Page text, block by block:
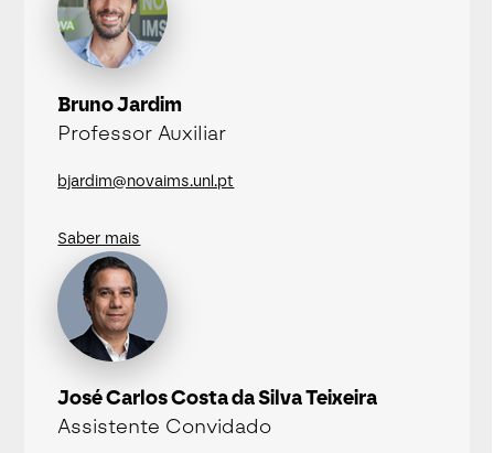
Bruno Jardim
Professor Auxiliar
bjardim@novaims.unl.pt
Saber mais
José Carlos Costa da Silva Teixeira
Assistente Convidado